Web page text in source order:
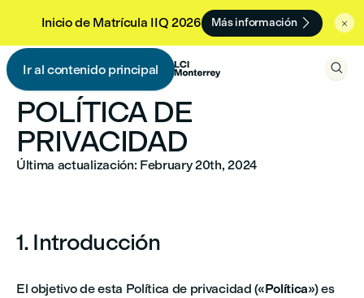
Inicio de Matrícula IIQ 2026 Más información 
Ir al contenido principal
 
POLÍTICA DE
PRIVACIDAD
Última actualización: February 20th, 2024
1. Introducción
El objetivo de esta Política de privacidad («Política») es